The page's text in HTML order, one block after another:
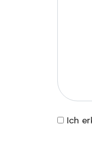
Ich